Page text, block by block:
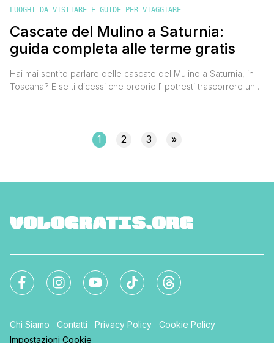
LUOGHI DA VISITARE E GUIDE PER VIAGGIARE
Cascate del Mulino a Saturnia:
guida completa alle terme gratis
Hai mai sentito parlare delle cascate del Mulino a Saturnia, in
Toscana? E se ti dicessi che proprio lì potresti trascorrere una
belle e curative. CASCATE [']
1 2 3 »
Chi Siamo Contatti Privacy Policy
Cookie Policy
Impostazioni Cookie